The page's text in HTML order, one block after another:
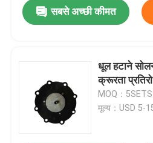
सबसे अच्छी कीमत
धूल हटाने
क्रूरता
MOQ：5SETS
मूल्य：USD 5-